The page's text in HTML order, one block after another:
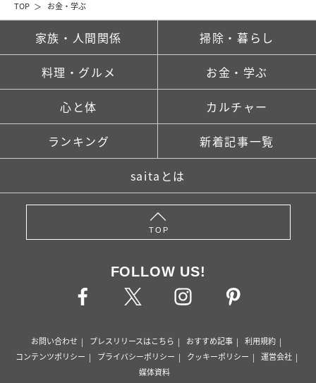
TOP お金・学ぶ
家族・人間関係 掃除・暮らし
料理・グルメ お金・学ぶ
心と体 カルチャー
ランキング 新着記事一覧
saitaとは
TOP
FOLLOW US!
お問い合わせ プレスリリースはこちら おすすめ記事
利用規約
コンテンツポリシー
プライバシーポリシー クッキーポリシー
運営会社
媒体資料